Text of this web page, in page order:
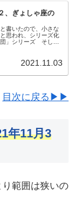
、ぎょしゃ座の
書いたので、小さな
思われ、シリーズ化
」シリーズ そして
2021.11.03
目次に戻る▶▶
年11月3
範囲は狭いの